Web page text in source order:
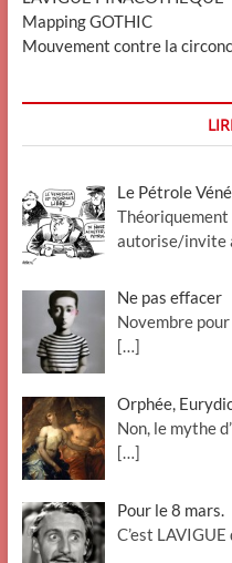
Mapping GOTHIC
Mouvement contre la
Le Pétrole
Théoriquement
autorise/invite
Ne pas effacer
Novembre
[…]
Orphée,
Non, le mythe
[…]
Pour le 8 mars.
C’est